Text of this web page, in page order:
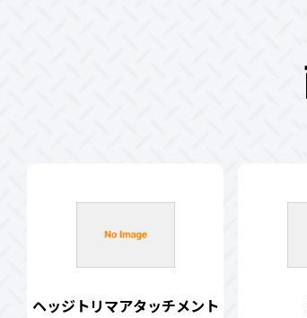
ヘッジトリマアタッチメント